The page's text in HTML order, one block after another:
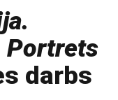
Portrets
darbs